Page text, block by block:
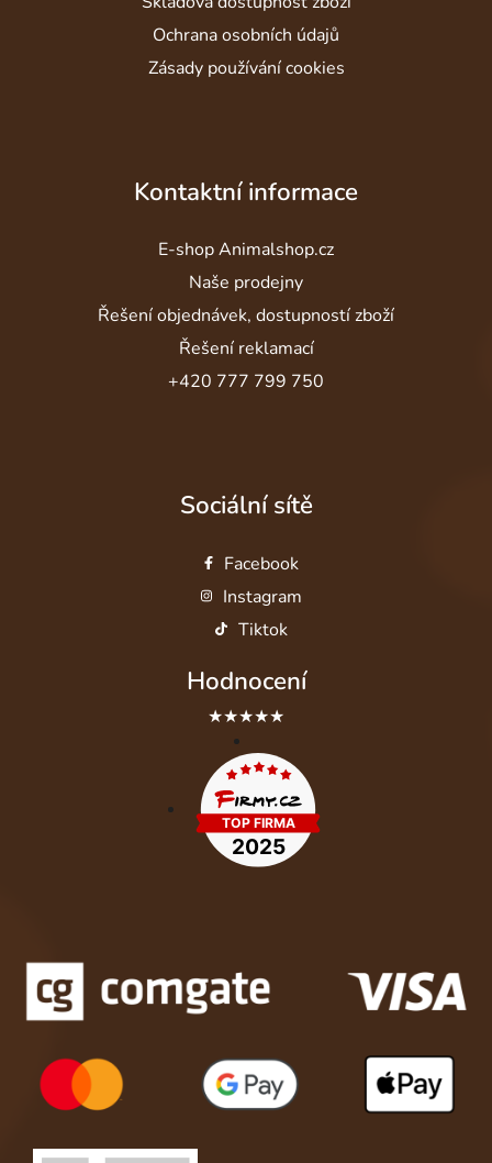
Ochrana osobních údajů
Zásady používání cookies
Kontaktní informace
E-shop Animalshop.cz
Naše prodejny
Řešení objednávek, dostupností zboží
Řešení reklamací
+420 777 799 750
Sociální sítě
Facebook
Instagram
Tiktok
Hodnocení
★★★★★